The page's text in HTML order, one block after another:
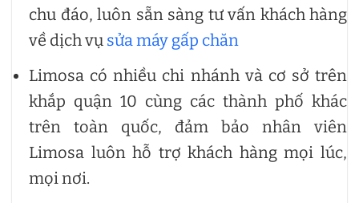
chu đáo, luôn sẵn sàng tư vấn khách hàng
về dịch vụ sửa máy gấp chăn
Limosa có nhiều chi nhánh và cơ sở trên
khắp quận 10 cùng các thành phố khác
trên toàn quốc, đảm bảo nhân viên
Limosa luôn hỗ trợ khách hàng mọi lúc,
mọi nơi.